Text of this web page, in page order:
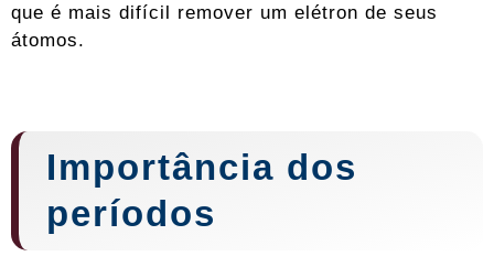
que é mais difícil remover um elétron de seus
átomos.
Importância dos
períodos